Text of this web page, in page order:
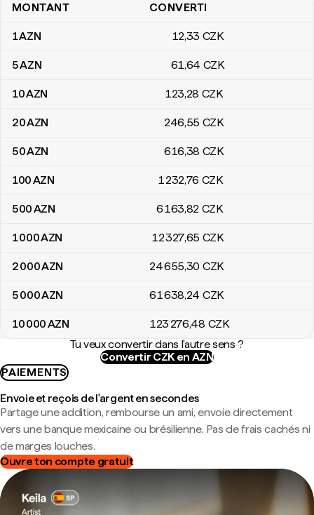
Table de conversion manats azéris vers couronnes tchèques
MONTANT CONVERTI
1AZN 12,33 CZK
5AZN 61,64 CZK
10AZN 123,28 CZK
20AZN 246,55 CZK
50AZN 616,38 CZK
100AZN 1 232,76 CZK
500AZN 6 163,82 CZK
1 000AZN 12 327,65 CZK
2 000AZN 24 655,30 CZK
5 000AZN 61 638,24 CZK
10 000AZN 123 276,48 CZK
Tu veux convertir dans l'autre sens ?
Convertir CZK en AZN
PAIEMENTS
Envoie et reçois de l'argent en secondes
Partage une addition, rembourse un ami, envoie directement
vers une banque mexicaine ou brésilienne. Pas de frais cachés ni
de marges louches.
Ouvre ton compte gratuit